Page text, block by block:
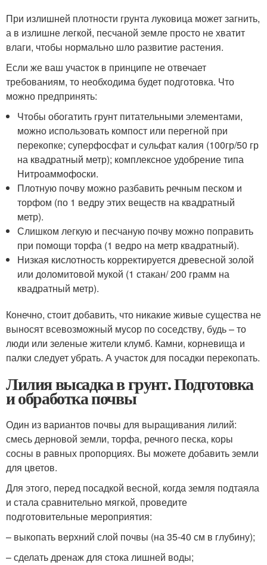
При излишней плотности грунта луковица может загнить,
а в излишне легкой, песчаной земле просто не хватит
влаги, чтобы нормально шло развитие растения.
Если же ваш участок в принципе не отвечает
требованиям, то необходима будет подготовка. Что
можно предпринять:
Чтобы обогатить грунт питательными элементами,
можно использовать компост или перегной при
перекопке; суперфосфат и сульфат калия (100гр/50 гр
на квадратный метр); комплексное удобрение типа
Нитроаммофоски.
Плотную почву можно разбавить речным песком и
торфом (по 1 ведру этих веществ на квадратный
метр).
Слишком легкую и песчаную почву можно поправить
при помощи торфа (1 ведро на метр квадратный).
Низкая кислотность корректируется древесной золой
или доломитовой мукой (1 стакан/ 200 грамм на
квадратный метр).
Конечно, стоит добавить, что никакие живые существа не
выносят всевозможный мусор по соседству, будь – то
люди или зеленые жители клумб. Камни, корневища и
палки следует убрать. А участок для посадки перекопать.
Лилия высадка в грунт. Подготовка
и обработка почвы
Один из вариантов почвы для выращивания лилий:
смесь дерновой земли, торфа, речного песка, коры
сосны в равных пропорциях. Вы можете добавить земли
для цветов.
Для этого, перед посадкой весной, когда земля подтаяла
и стала сравнительно мягкой, проведите
подготовительные мероприятия:
– выкопать верхний слой почвы (на 35-40 см в глубину);
– сделать дренаж для стока лишней воды;